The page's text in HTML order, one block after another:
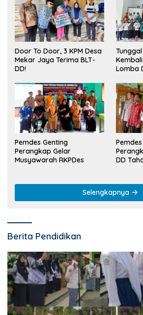
Door To Door, 3 KPM Desa
Mekar Jaya Terima BLT-
DD!
Lomba
Pemdes Genting
Perangkap Gelar
Musyawarah RKPDes
DD
Selengkapnya
Berita Pendidikan